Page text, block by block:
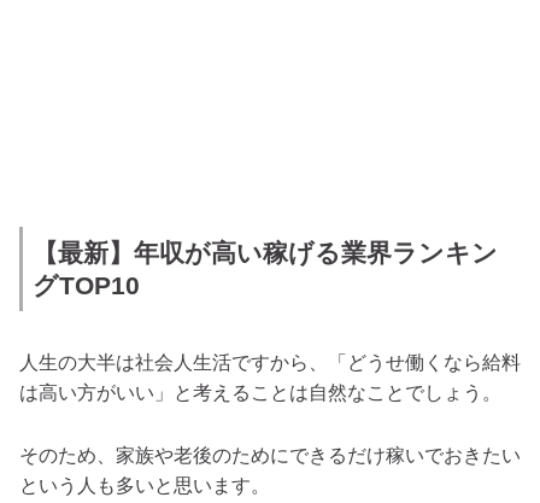
【最新】年収が高い稼げる業界ランキン
グTOP10
人生の大半は社会人生活ですから、「どうせ働くなら給料
は高い方がいい」と考えることは自然なことでしょう。
そのため、家族や老後のためにできるだけ稼いでおきたい
という人も多いと思います。